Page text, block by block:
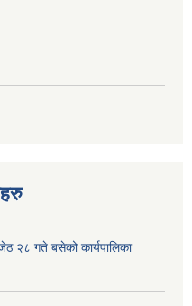
२८ गते बसेको कार्यपालिका